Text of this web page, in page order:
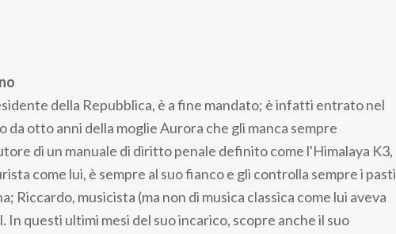
della Repubblica, è a fine mandato; è infatti entrato nel
da otto anni della moglie Aurora che gli manca sempre
di un manuale di diritto penale definito come l'Himalaya K3,
come lui, è sempre al suo fianco e gli controlla sempre i pasti
Riccardo, musicista (ma non di musica classica come lui aveva
questi ultimi mesi del suo incarico, scopre anche il suo